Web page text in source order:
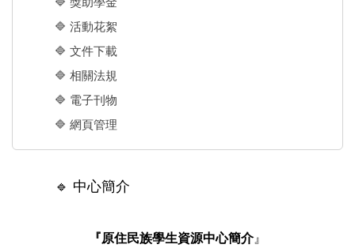
🔷 活動花絮
🔷 文件下載
🔷 相關法規
🔷 電子刊物
🔷 網頁管理
🔹 中心簡介
『原住民族學生資源中心簡介』